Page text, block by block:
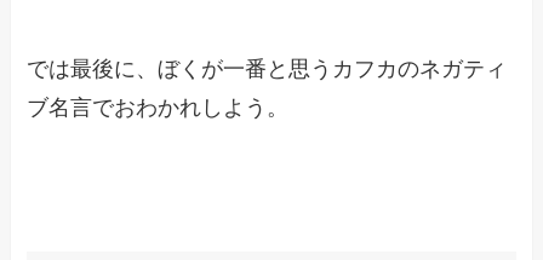
では最後に、ぼくが一番と思うカフカのネガティ
ブ名言でおわかれしよう。